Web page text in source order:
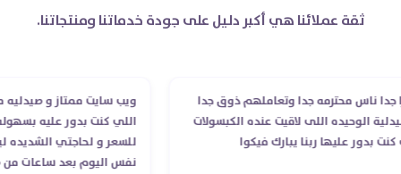
ثقة عملائنا هي أكبر دليل على جودة خدماتنا ومنتجاتنا.
ناس محترمه جدا وتعاملهم ذوق جدا
الوحيده اللى لاقيت عنده الكبسولات
عليها ربنا يبارك فيكوا
ويب سايت ممتاز و صيدليه
اللي كنت بدور عليه بسهوله
للسعر و لحاجتي الشديده
نفس اليوم بعد ساعات من